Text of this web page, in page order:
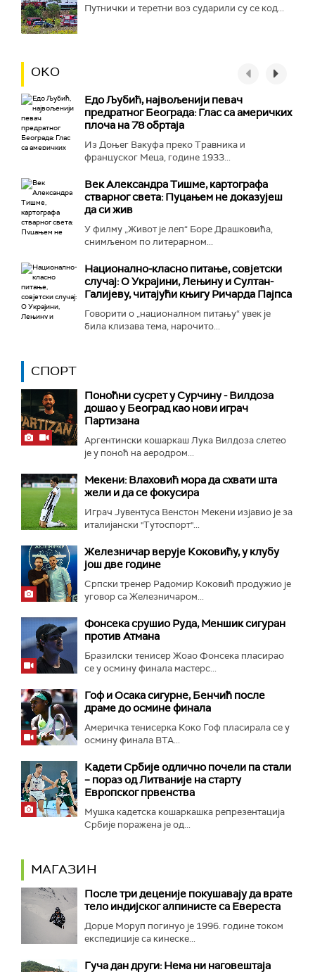
Путнички и теретни воз сударили су се код...
ОКО
Едо Љубић, највољенији певач
предратног Београда: Глас са америчких
плоча на 78 обртаја
Из Доњег Вакуфа преко Травника и
француског Меца, године 1933...
Век Александра Тишме, картографа
стварног света: Пуцањем не доказујеш
да си жив
У филму „Живот је леп“ Боре Драшковића,
снимљеном по литерарном...
Национално-класнo питање, совјетски
случај: О Украјини, Лењину и Султан-
Галијеву, читајући књигу Ричарда Пајпса
Говорити о „националном питању“ увек је
била клизава тема, нарочито...
СПОРТ
Поноћни сусрет у Сурчину - Вилдоза
дошао у Београд као нови играч
Партизана
Аргентински кошаркаш Лука Вилдоза слетео
је у поноћ на аеродром...
Мекени: Влаховић мора да схвати шта
жели и да се фокусира
Играч Јувентуса Венстон Мекени изјавио је за
италијански "Тутоспорт"...
Железничар верује Коковићу, у клубу
још две године
Српски тренер Радомир Коковић продужио је
уговор са Железничаром...
Фонсека срушио Руда, Меншик сигуран
против Атмана
Бразилски тенисер Жоао Фонсека пласирао
се у осмину финала мастерс...
Гоф и Осака сигурне, Бенчић после
драме до осмине финала
Америчка тенисерка Коко Гоф пласирала се у
осмину финала ВTA...
Кадети Србије одлично почели па стали
– пораз од Литваније на старту
Европског првенства
Мушка кадетска кошаркашка репрезентација
Србије поражена је од...
МАГАЗИН
После три деценије покушавају да врате
тело индијског алпинисте са Евереста
Дорџе Моруп погинуо је 1996. године током
експедиције са кинеске...
Гуча дан други: Нема ни наговештаја